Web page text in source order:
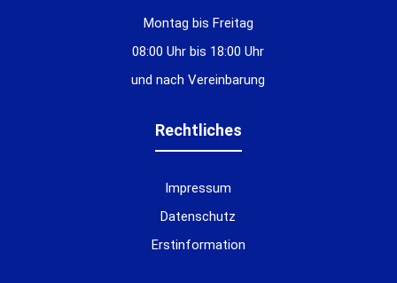
Montag bis Freitag
08:00 Uhr bis 18:00 Uhr
und nach Vereinbarung
Rechtliches
Impressum
Datenschutz
Erstinformation